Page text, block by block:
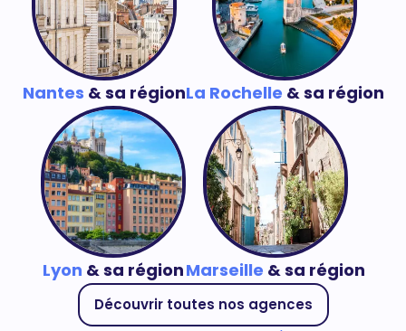
Nantes & sa régionLa Rochelle & sa région
Lyon & sa régionMarseille & sa région
Découvrir toutes nos agences